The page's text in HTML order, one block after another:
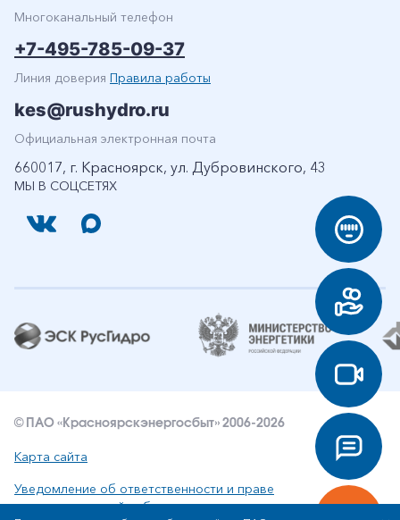
МЫ В СОЦСЕТЯХ
Многоканальный телефон
+7-495-785-09-37
Линия доверия Правила работы
kes@rushydro.ru
Официальная электронная почта
660017, г. Красноярск, ул. Дубровинского, 43
© ПАО «Красноярскэнергосбыт» 2006-2026
Карта сайта
Уведомление об ответственности и праве
интеллектуальной собственности